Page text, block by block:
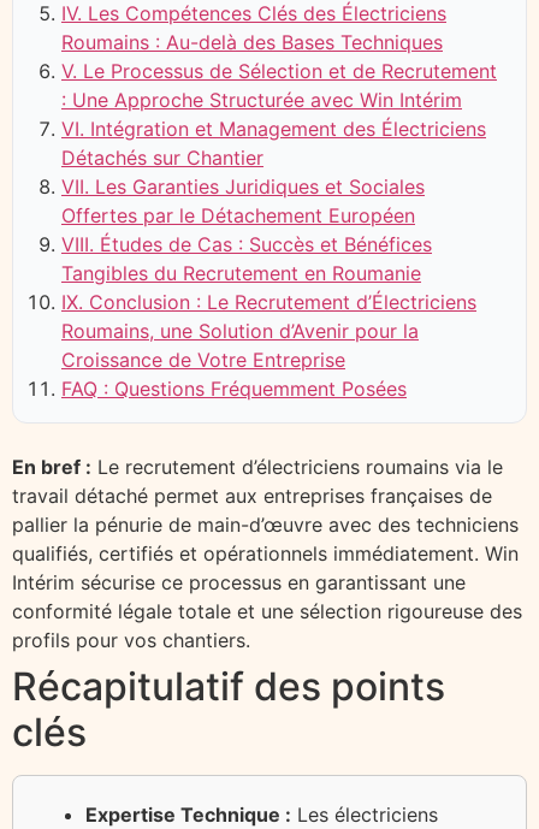
IV. Les Compétences Clés des Électriciens
Roumains : Au-delà des Bases Techniques
V. Le Processus de Sélection et de Recrutement
: Une Approche Structurée avec Win Intérim
VI. Intégration et Management des Électriciens
Détachés sur Chantier
VII. Les Garanties Juridiques et Sociales
Offertes par le Détachement Européen
VIII. Études de Cas : Succès et Bénéfices
Tangibles du Recrutement en Roumanie
IX. Conclusion : Le Recrutement d’Électriciens
Roumains, une Solution d’Avenir pour la
Croissance de Votre Entreprise
FAQ : Questions Fréquemment Posées
En bref : Le recrutement d’électriciens roumains via le
travail détaché permet aux entreprises françaises de
pallier la pénurie de main-d’œuvre avec des techniciens
qualifiés, certifiés et opérationnels immédiatement. Win
Intérim sécurise ce processus en garantissant une
conformité légale totale et une sélection rigoureuse des
profils pour vos chantiers.
Récapitulatif des points
clés
Expertise Technique : Les électriciens